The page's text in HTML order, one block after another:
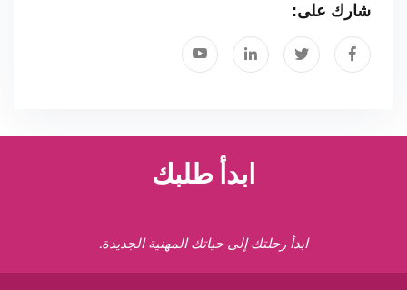
شارك على:
ابدأ طلبك
ابدأ رحلتك إلى حياتك المهنية الجديدة.